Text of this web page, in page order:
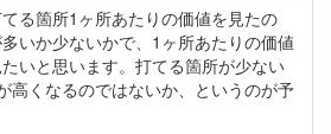
る箇所1ヶ所あたりの価値を見たの
いか少ないかで、1ヶ所あたりの価値
いと思います。打てる箇所が少ない
高くなるのではないか、というのが予